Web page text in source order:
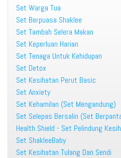
Set Warga Tua
Set Berpuasa Shaklee
Set Tambah Selera Makan
Set Keperluan Harian
Set Tenaga Untuk Kehidupan
Set Detox
Set Kesihatan Perut Basic
Set Anxiety
Set Kehamilan (Set Mengandung)
Set Selepas Bersalin (Set
Health Shield - Set Pelindung
Set ShakleeBaby
Set Kesihatan Tulang Dan Sendi